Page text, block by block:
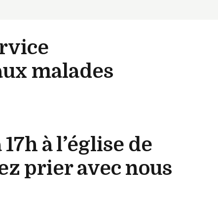
malades
à l’église de
prier avec nous